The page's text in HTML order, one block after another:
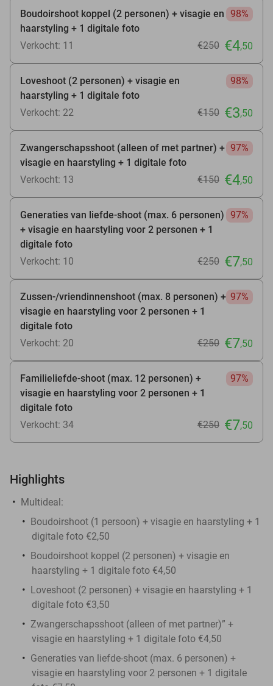
Boudoirshoot koppel (2 personen) + visagie en
haarstyling + 1 digitale foto
98%
Verkocht: 11 €250 €4,50
Loveshoot (2 personen) + visagie en
haarstyling + 1 digitale foto
98%
Verkocht: 22 €150 €3,50
Zwangerschapsshoot (alleen of met partner) +
visagie en haarstyling + 1 digitale foto
97%
Verkocht: 13 €150 €4,50
Generaties van liefde-shoot (max. 6 personen)
+ visagie en haarstyling voor 2 personen + 1
digitale foto
97%
Verkocht: 10 €250 €7,50
Zussen-/vriendinnenshoot (max. 8 personen) +
visagie en haarstyling voor 2 personen + 1
digitale foto
97%
Verkocht: 20 €250 €7,50
Familieliefde-shoot (max. 12 personen) +
visagie en haarstyling voor 2 personen + 1
digitale foto
97%
Verkocht: 34 €250 €7,50
Highlights
Multideal:
Boudoirshoot (1 persoon) + visagie en haarstyling + 1
digitale foto €2,50
Boudoirshoot koppel (2 personen) + visagie en
haarstyling + 1 digitale foto €4,50
Loveshoot (2 personen) + visagie en haarstyling + 1
digitale foto €3,50
Zwangerschapsshoot (alleen of met partner)” +
visagie en haarstyling + 1 digitale foto €4,50
Generaties van liefde-shoot (max. 6 personen) +
visagie en haarstyling voor 2 personen + 1 digitale